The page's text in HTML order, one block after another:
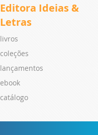
Editora Ideias &
Letras
livros
coleções
lançamentos
ebook
catálogo